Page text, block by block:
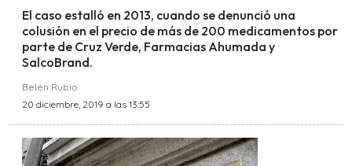
El caso estalló en 2013, cuando se denunció una
colusión en el precio de más de 200 medicamentos por
parte de Cruz Verde, Farmacias Ahumada y
SalcoBrand.
Belén Rubio
20 diciembre, 2019 a las 13:55